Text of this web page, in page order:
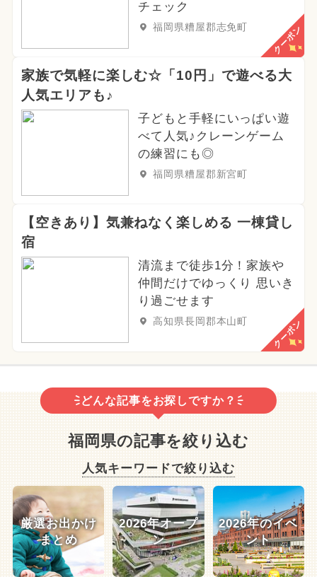
チェック
福岡県糟屋郡志免町 クーポン
家族で気軽に楽しむ☆「10円」で遊べる大
人気エリアも♪
子どもと手軽にいっぱい遊
べて人気♪クレーンゲーム
の練習にも◎
福岡県糟屋郡新宮町
【空きあり】気兼ねなく楽しめる 一棟貸し
宿
清流まで徒歩1分！家族や
仲間だけでゆっくり 思いき
り過ごせます
高知県長岡郡本山町 クーポン
どんな記事をお探しですか？
福岡県の記事を絞り込む
人気キーワードで絞り込む
厳選お出かけ
まとめ
2026年オープ
ン
2026年のイベ
ント